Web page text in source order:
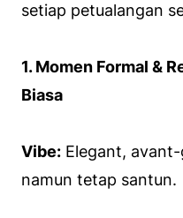
setiap petualangan
1. Momen Formal &
Biasa
Vibe: Elegant,
namun tetap santun.